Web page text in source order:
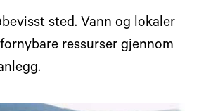
sted. Vann og lokaler
ressurser gjennom